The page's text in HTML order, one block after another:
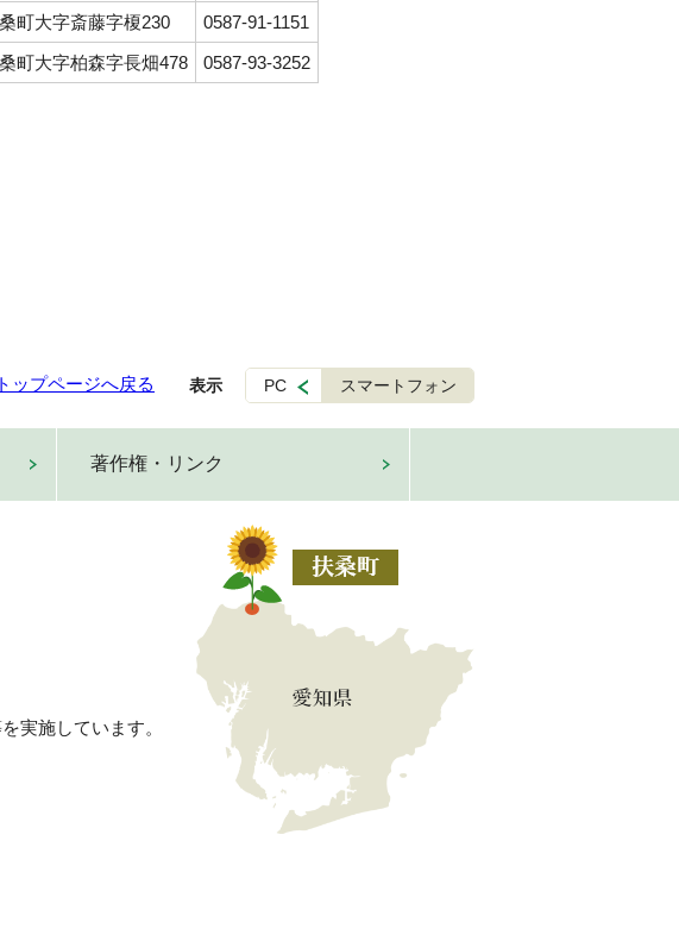
町大字斎藤字榎230
0587-91-1151
町大字柏森字長畑478 0587-93-3252
トップページへ戻る 表示 PC スマートフォン
著作権・リンク
実施しています。